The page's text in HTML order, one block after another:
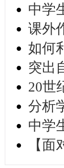
中学
课外
如何
突出
20世
分析
中学
【